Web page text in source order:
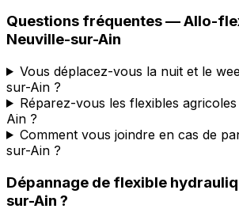
Questions fréquentes —Allo-
Neuville-sur-Ain
Vous déplacez-vous la nuit et le
sur-Ain ?
Réparez-vous les flexibles
Ain ?
Comment vous joindre en cas de
sur-Ain ?
Dépannage de flexible
sur-Ain ?